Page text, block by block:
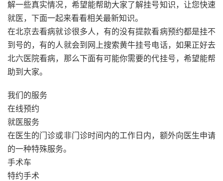
解一些真实情况，希望能帮助大家了解挂号知识，让您快速
就医，下面一起来看看相关最新知识。
在北京去看病就诊很多人，有的没有提款看病预约都是挂不
到号的，有的人就会到网上搜索黄牛挂号电话，如果正好去
北六医院看病，那么下面有可能你需要的代挂号，希望能帮
助到大家。
我们的服务
在线预约
就医服务
在医生的门诊或非门诊时间内的工作日内，额外向医生申请
的一种特殊服务。
手术车
特约手术